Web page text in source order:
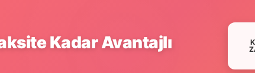
Kadar Avantajlı